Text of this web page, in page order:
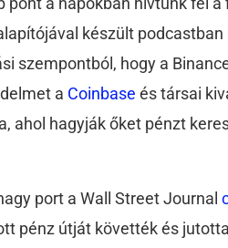
készült
szempontból, hogy a
a Coinbase és társai
ahol hagyják őket pénzt
port a Wall Street Journal
pénz útját követték és